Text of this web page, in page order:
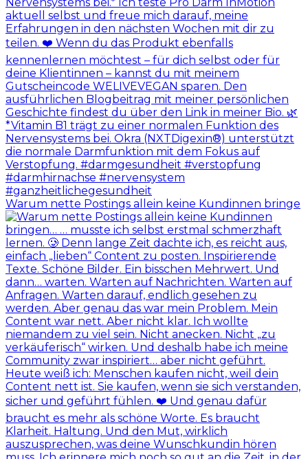
Warum nette Postings allein keine Kundinnen bringe